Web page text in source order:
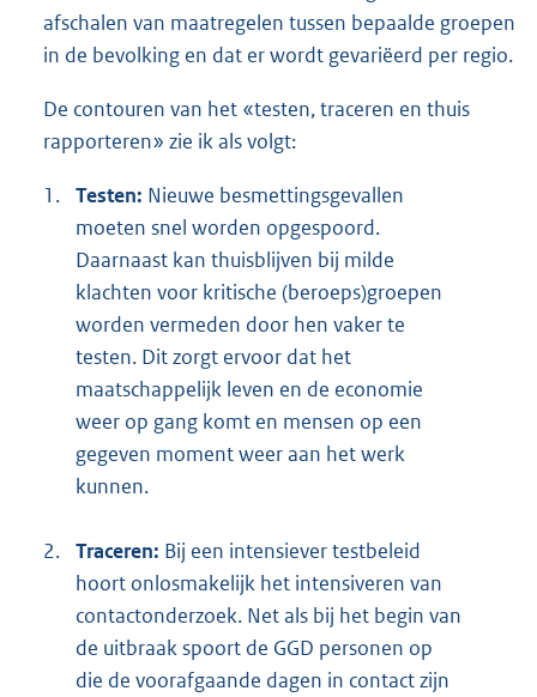
afschalen van maatregelen tussen bepaalde groepen
in de bevolking en dat er wordt gevariëerd per regio.
De contouren van het «testen, traceren en thuis
rapporteren» zie ik als volgt:
1. Testen: Nieuwe besmettingsgevallen
moeten snel worden opgespoord.
Daarnaast kan thuisblijven bij milde
klachten voor kritische (beroeps)groepen
worden vermeden door hen vaker te
testen. Dit zorgt ervoor dat het
maatschappelijk leven en de economie
weer op gang komt en mensen op een
gegeven moment weer aan het werk
kunnen.
2. Traceren: Bij een intensiever testbeleid
hoort onlosmakelijk het intensiveren van
contactonderzoek. Net als bij het begin van
de uitbraak spoort de GGD personen op
die de voorafgaande dagen in contact zijn